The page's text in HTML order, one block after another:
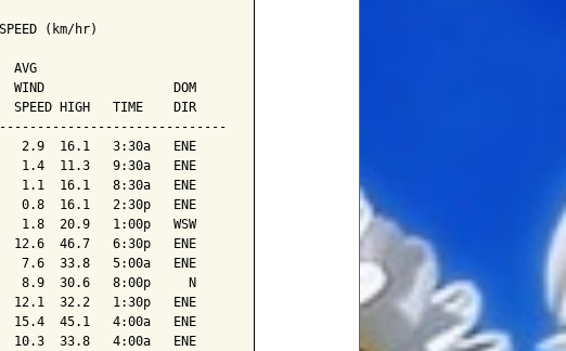
(km/hr)
AVG
WIND                 DOM
SPEED HIGH   TIME    DIR
16.1   3:30a   ENE
11.3   9:30a   ENE
1.1  16.1   8:30a   ENE
0.8  16.1   2:30p   ENE
20.9   1:00p   WSW
46.7   6:30p   ENE
7.6  33.8   5:00a   ENE
8.9  30.6   8:00p     N
32.2   1:30p   ENE
45.1   4:00a   ENE
33.8   4:00a   ENE